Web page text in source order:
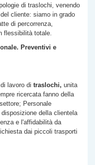
di traslochi, venendo
cliente: siamo in grado
di percorrenza,
flessibilità totale.
Preventivi e
lavoro di traslochi, unita
ricercata fanno della
Personale
della clientela
e l'affidabilità da
dai piccoli trasporti